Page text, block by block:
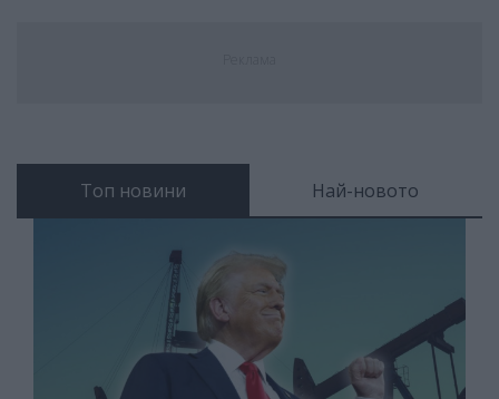
Топ новини Най-новото